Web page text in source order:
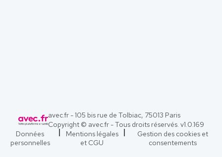
avec.fr - 105 bis rue de Tolbiac, 75013 Paris
Copyright © avec.fr - Tous droits réservés. v1.0.169
Données
personnelles
Mentions légales
et CGU
Gestion des cookies et
consentements